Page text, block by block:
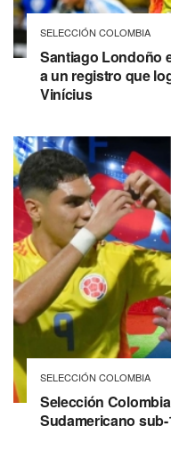
SELECCIÓN COLOMBIA
Santiago Londoño
a un registro que
Vinícius
SELECCIÓN COLOMBIA
Selección
Sudamericano